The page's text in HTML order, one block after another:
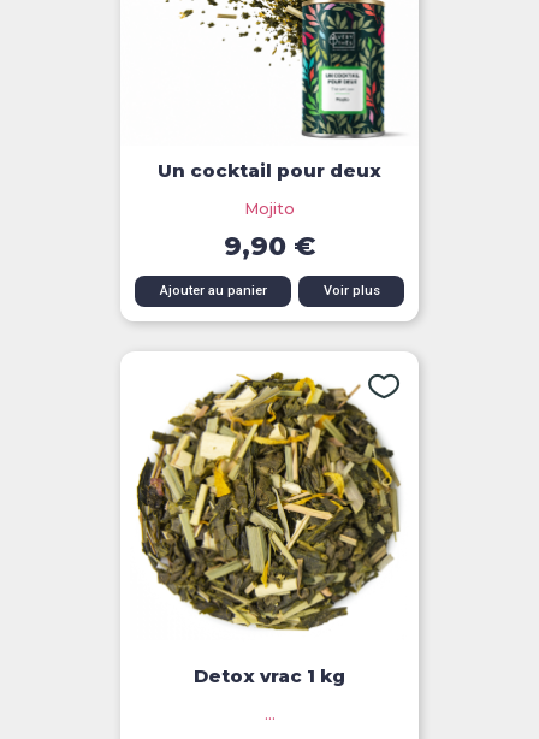
Un cocktail pour deux
Mojito
9,90 €
Ajouter au panier Voir plus
Detox vrac 1 kg
...